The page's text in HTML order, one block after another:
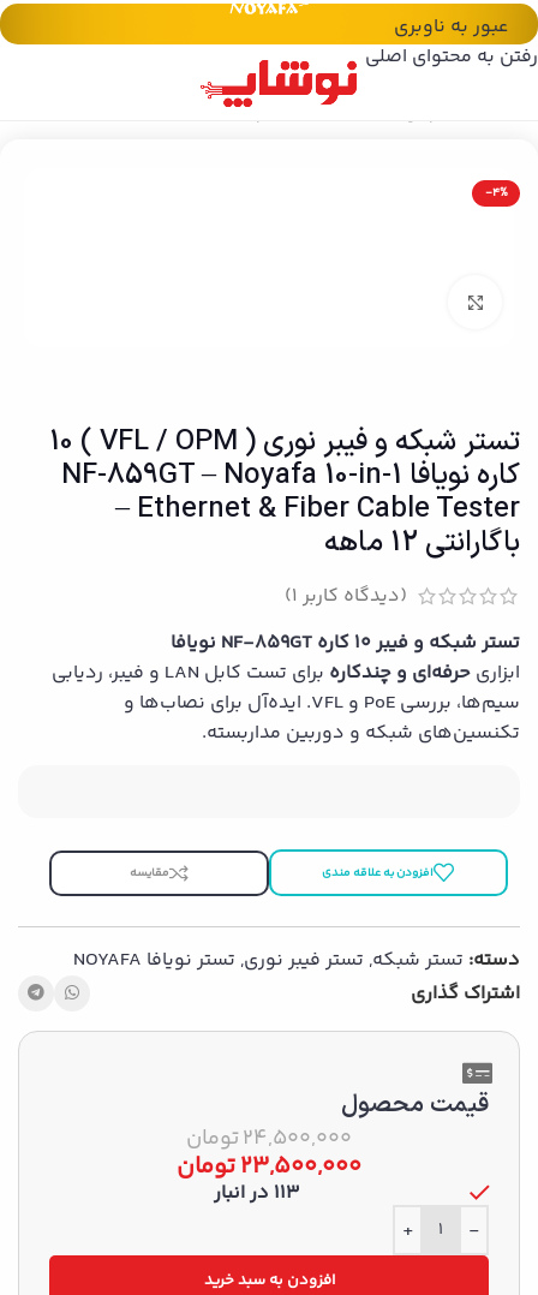
عبور به ناوبری
رفتن به محتوای اصلی
تستر شبکه
-4%
تستر شبکه و فیبر نوری ( VFL / OPM ) 10
کاره نویافا NF-859GT – Noyafa 10-in-1
Ethernet & Fiber Cable Tester –
باگارانتی 12 ماهه
(دیدگاه کاربر 1
)
تستر شبکه و فیبر ۱۰ کاره NF-859GT نویافا
ابزاری حرفه‌ای و چندکاره
برای تست کابل LAN و فیبر، ردیابی
سیم‌ها، بررسی PoE و VFL. ایده‌آل برای نصاب‌ها و
تکنسین‌های شبکه و دوربین مداربسته.
افزودن به علاقه مندی مقایسه
دسته: تستر شبکه, تستر فیبر نوری, تستر نویافا NOYAFA
اشتراک گذاری
قیمت محصول
24,500,000تومان
23,500,000تومان
113 در انبار
-
+
افزودن به سبد خرید